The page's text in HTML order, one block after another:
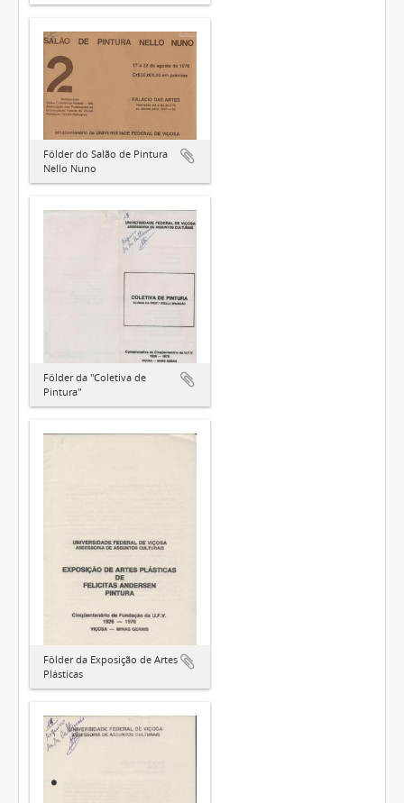
Fôlder do Salão de Pintura
Nello Nuno
Fôlder da "Coletiva de
Pintura"
Fôlder da Exposição de Artes
Plásticas